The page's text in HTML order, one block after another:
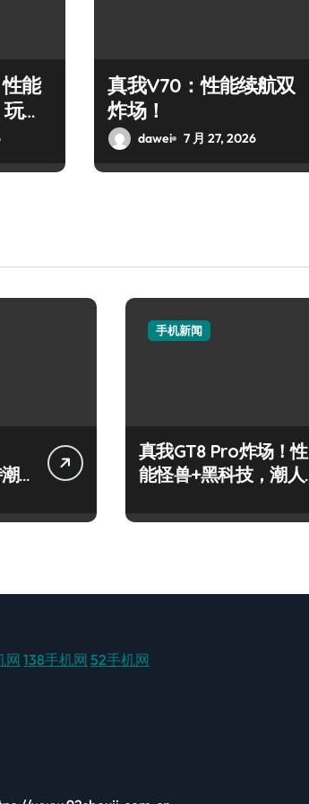
能
机
真我V70：性能续航双
炸场！
dawei 7 月 27, 2026
手机新闻
真我GT8 Pro炸场！性
能怪兽+黑科技，潮人
网 138手机网 52手机网